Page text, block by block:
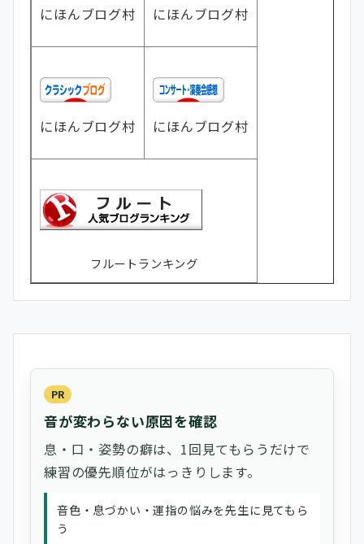
にほんブログ村 にほんブログ村
にほんブログ村 にほんブログ村
フルートランキング
PR
音が変わらない原因を確認
息・口・姿勢の癖は、1回見てもらうだけで
練習の優先順位がはっきりします。
音色・息づかい・運指の悩みを先生に見てもら
う